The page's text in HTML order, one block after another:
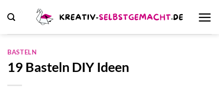
Inhalt
springen
BASTELN
19 Basteln DIY Ideen